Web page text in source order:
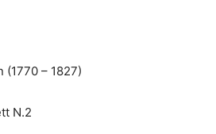
(1770 – 1827)
N.2